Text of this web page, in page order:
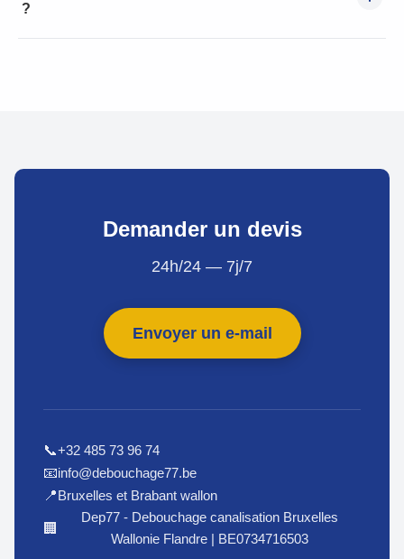
?
Demander un devis
24h/24 — 7j/7
Envoyer un e-mail
📞+32 485 73 96 74
📧info@debouchage77.be
📍Bruxelles et Brabant wallon
🏢
Dep77 - Debouchage canalisation Bruxelles
Wallonie Flandre | BE0734716503